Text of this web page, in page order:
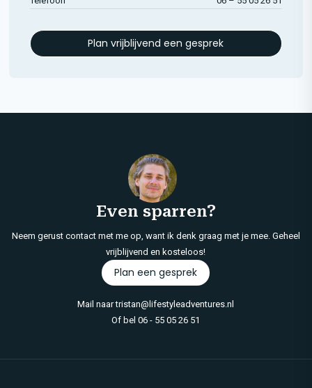
Plan vrijblijvend een gesprek
Even sparren?
Neem gerust contact met me op, want ik denk graag met je mee. Geheel
vrijblijvend en kosteloos!
Plan een gesprek
Mail naartristan@lifestyleadventures.nl
Of bel06 - 55 05 26 51